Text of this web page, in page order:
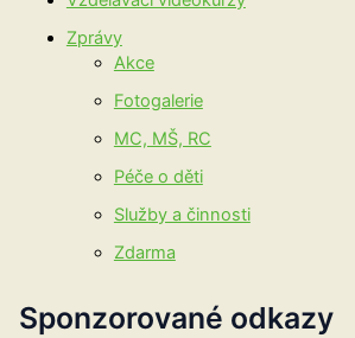
Zprávy
Akce
Fotogalerie
MC, MŠ, RC
Péče o děti
Služby a činnosti
Zdarma
Sponzorované odkazy